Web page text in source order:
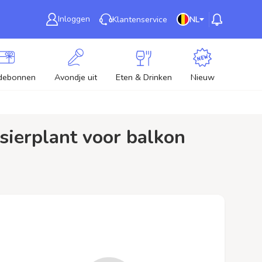
Inloggen Klantenservice NL
Avondje uit Eten & Drinken Nieuw